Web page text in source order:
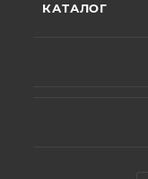
КАТАЛОГ